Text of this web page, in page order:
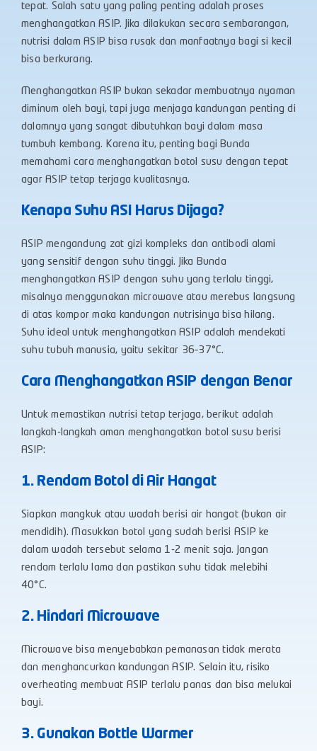
tepat. Salah satu yang paling penting adalah proses
menghangatkan ASIP. Jika dilakukan secara sembarangan,
nutrisi dalam ASIP bisa rusak dan manfaatnya bagi si kecil
bisa berkurang.
Menghangatkan ASIP bukan sekadar membuatnya nyaman
diminum oleh bayi, tapi juga menjaga kandungan penting di
dalamnya yang sangat dibutuhkan bayi dalam masa
tumbuh kembang. Karena itu, penting bagi Bunda
memahami cara menghangatkan botol susu dengan tepat
agar ASIP tetap terjaga kualitasnya.
Kenapa Suhu ASI Harus Dijaga?
ASIP mengandung zat gizi kompleks dan antibodi alami
yang sensitif dengan suhu tinggi. Jika Bunda
menghangatkan ASIP dengan suhu yang terlalu tinggi,
misalnya menggunakan microwave atau merebus langsung
di atas kompor maka kandungan nutrisinya bisa hilang.
Suhu ideal untuk menghangatkan ASIP adalah mendekati
suhu tubuh manusia, yaitu sekitar 36–37°C.
Cara Menghangatkan ASIP dengan Benar
Untuk memastikan nutrisi tetap terjaga, berikut adalah
langkah-langkah aman menghangatkan botol susu berisi
ASIP:
1. Rendam Botol di Air Hangat
Siapkan mangkuk atau wadah berisi air hangat (bukan air
mendidih). Masukkan botol yang sudah berisi ASIP ke
dalam wadah tersebut selama 1-2 menit saja. Jangan
rendam terlalu lama dan pastikan suhu tidak melebihi
40°C.
2. Hindari Microwave
Microwave bisa menyebabkan pemanasan tidak merata
dan menghancurkan kandungan ASIP. Selain itu, risiko
overheating membuat ASIP terlalu panas dan bisa melukai
bayi.
3. Gunakan Bottle Warmer